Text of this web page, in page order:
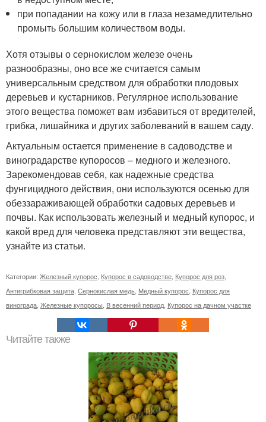
при попадании на кожу или в глаза незамедлительно
промыть большим количеством воды.
Хотя отзывы о сернокислом железе очень
разнообразны, оно все же считается самым
универсальным средством для обработки плодовых
деревьев и кустарников. Регулярное использование
этого вещества поможет вам избавиться от вредителей,
грибка, лишайника и других заболеваний в вашем саду.
Актуальным остается применение в садоводстве и
виноградарстве купоросов – медного и железного.
Зарекомендовав себя, как надежные средства
фунгицидного действия, они используются осенью для
обеззараживающей обработки садовых деревьев и
почвы. Как использовать железный и медный купорос, и
какой вред для человека представляют эти вещества,
узнайте из статьи.
Категории: Железный купорос Купорос в садоводстве Купорос для роз
Антигрибковая защита Сернокислая медь Медный купорос Купорос для
винограда Железные купоросы В весенний период Купорос на дачном участке
Читайте также